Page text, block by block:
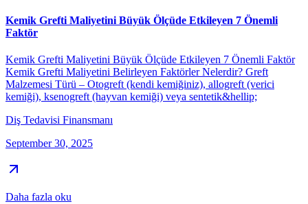
Kemik Grefti Maliyetini Büyük Ölçüde Etkileyen 7 Önemli
Faktör
Kemik Grefti Maliyetini Büyük Ölçüde Etkileyen 7 Önemli Faktör
Kemik Grefti Maliyetini Belirleyen Faktörler Nelerdir? Greft
Malzemesi Türü – Otogreft (kendi kemiğiniz), allogreft (verici
kemiği), ksenogreft (hayvan kemiği) veya sentetik&hellip;
Diş Tedavisi Finansmanı
September 30, 2025
Daha fazla oku